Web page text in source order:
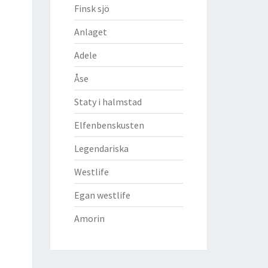
Finsk sjö
Anlaget
Adele
Åse
Staty i halmstad
Elfenbenskusten
Legendariska
Westlife
Egan westlife
Amorin